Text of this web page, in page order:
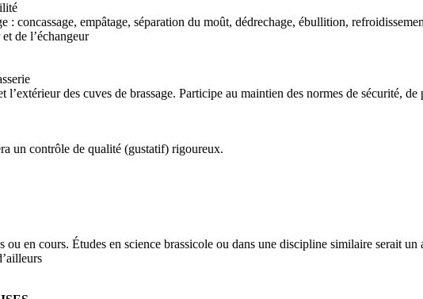
: concassage, empâtage, séparation du moût, dédrechage, ébullition,
de l’échangeur
des cuves de brassage. Participe au maintien des normes de sécurité,
un contrôle de qualité (gustatif) rigoureux.
ou en cours. Études en science brassicole ou dans une discipline similaire serait un